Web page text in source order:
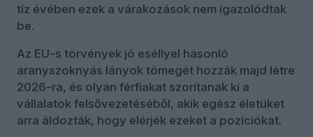
tíz évében ezek a várakozások nem igazolódtak
be.
Az EU-s törvények jó eséllyel hasonló
aranyszoknyás lányok tömegét hozzák majd létre
2026-ra, és olyan férfiakat szorítanak ki a
vállalatok felsővezetéséből, akik egész életüket
arra áldozták, hogy elérjék ezeket a pozíciókat.